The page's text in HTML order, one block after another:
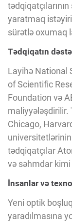
yaratmaq
sürətlə oxumaq
Tədqiqatın
Layihə National
of Scientific
Foundation və
maliyyələşdirilir.
Chicago,
tədqiqatçılar
və səhmdar
İnsanlar və
Yeni optik
yaradılmasına